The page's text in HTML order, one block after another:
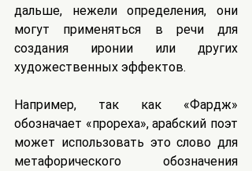
дальше, нежели определения, они
могут применяться в речи для
создания иронии или других
художественных эффектов.
Например, так как «Фардж»
обозначает «прореха», арабский поэт
может использовать это слово для
метафорического обозначения